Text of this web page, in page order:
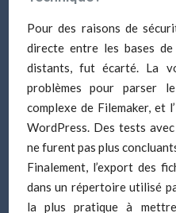
Pour des raisons de
directe entre les bases de
distants, fut écarté. La
problèmes pour parser
complexe de Filemaker, et
WordPress. Des tests
ne furent pas plus
Finalement, l’export des
dans un répertoire utilisé
la plus pratique à